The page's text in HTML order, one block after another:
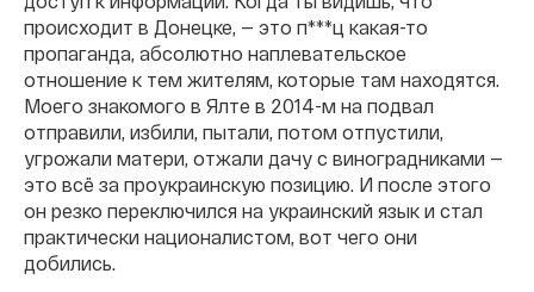
происходит в Донецке, — это п***ц какая-то
пропаганда, абсолютно наплевательское
отношение к тем жителям, которые там находятся.
Моего знакомого в Ялте в 2014-м на подвал
отправили, избили, пытали, потом отпустили,
угрожали матери, отжали дачу с виноградниками —
это всë за проукраинскую позицию. И после этого
он резко переключился на украинский язык и стал
практически националистом, вот чего они
добились.